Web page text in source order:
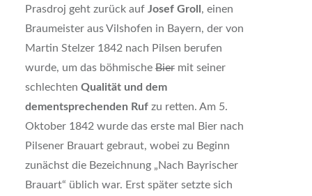
Prasdroj geht zurück auf Josef Groll , einen
Braumeister aus Vilshofen in Bayern, der von
Martin Stelzer 1842 nach Pilsen berufen
wurde, um das böhmischeBiermit seiner
schlechten Qualität und dem
dementsprechenden Ruf zu retten. Am 5.
Oktober 1842 wurde das erste mal Bier nach
Pilsener Brauart gebraut, wobei zu Beginn
zunächst die Bezeichnung „Nach Bayrischer
Brauart“ üblich war. Erst später setzte sich